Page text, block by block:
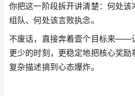
你把这一阶段拆开讲清楚：何处该
组队、何处该言败执念。
不废话，直接奔着壹个目标来——
更少的时刻，更稳定地把核心奖
复杂描述搞到心态爆炸。